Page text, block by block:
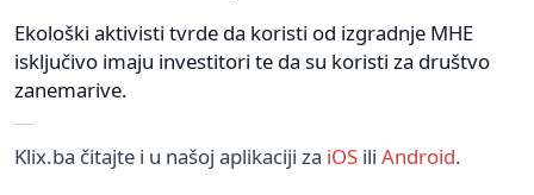
Ekološki aktivisti tvrde da koristi od izgradnje MHE
isključivo imaju investitori te da su koristi za društvo
zanemarive.
Klix.ba čitajte i u našoj aplikaciji za iOS ili Android.